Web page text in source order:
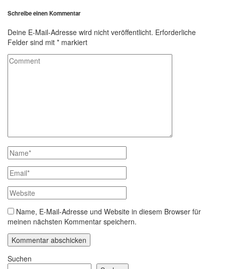
Schreibe einen Kommentar
Deine E-Mail-Adresse wird nicht veröffentlicht. Erforderliche
Felder sind mit * markiert
Name, E-Mail-Adresse und Website in diesem Browser für
meinen nächsten Kommentar speichern.
Suchen